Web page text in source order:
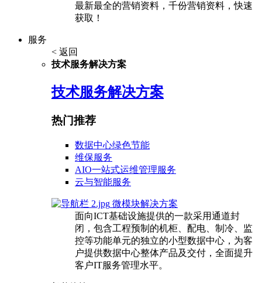
最新最全的营销资料，千份营销资料，快速
获取！
服务
< 返回
技术服务解决方案
技术服务解决方案
热门推荐
数据中心绿色节能
维保服务
AIO一站式运维管理服务
云与智能服务
微模块解决方案
面向ICT基础设施提供的一款采用通道封
闭，包含工程预制的机柜、配电、制冷、监
控等功能单元的独立的小型数据中心，为客
户提供数据中心整体产品及交付，全面提升
客户IT服务管理水平。